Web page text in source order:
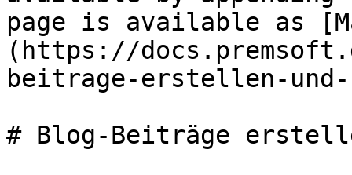
page is available as
(https://
beitrage-erstellen-
# Blog-Beiträge